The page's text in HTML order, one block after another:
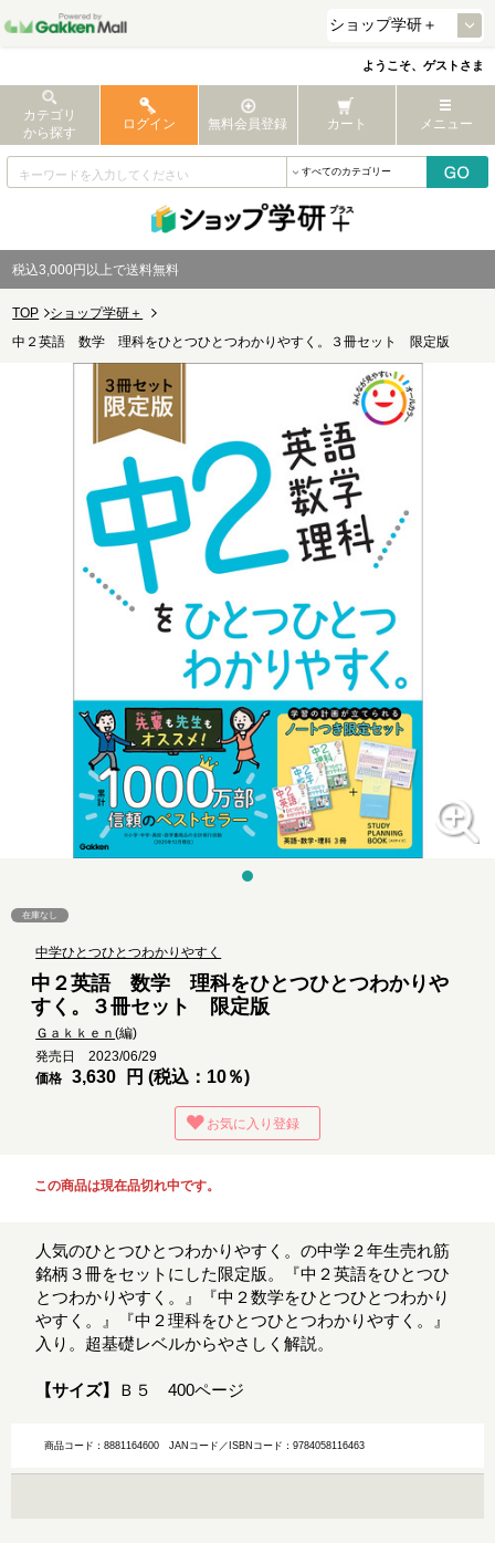
ようこそ、ゲストさま
カテゴリ
から探す
ログイン 無料会員登録 カート メニュー
税込3,000円以上で送料無料
TOP
ショップ学研＋
中２英語 数学 理科をひとつひとつわかりやすく。３冊セット 限定版
在庫なし
中学ひとつひとつわかりやすく
中２英語 数学 理科をひとつひとつわかりや
すく。３冊セット 限定版
Ｇａｋｋｅｎ(編)
発売日 2023/06/29
価格
3,630 円 (税込：10％)
お気に入り登録
この商品は現在品切れ中です。
人気のひとつひとつわかりやすく。の中学２年生売れ筋
銘柄３冊をセットにした限定版。『中２英語をひとつひ
とつわかりやすく。』『中２数学をひとつひとつわかり
やすく。』『中２理科をひとつひとつわかりやすく。』
入り。超基礎レベルからやさしく解説。
【サイズ】 Ｂ５ 400ページ
商品コード：8881164600JANコード／ISBNコード：9784058116463